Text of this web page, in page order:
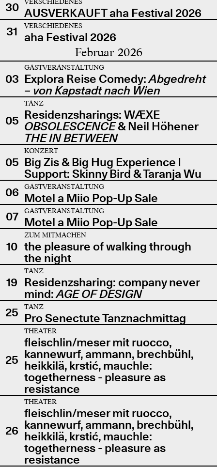
30 AUSVERKAUFT aha Festival 2026
31
VERSCHIEDENES
aha Festival 2026
Februar 2026
03
GASTVERANSTALTUNG
Explora Reise Comedy:Abgedreht
– von Kapstadt nach Wien
05
TANZ
Residenzsharings: WÆXE
OBSOLESCENCE& Neil Höhener
THE IN BETWEEN
05
KONZERT
Big Zis & Big Hug Experience |
Support: Skinny Bird & Taranja Wu
06
GASTVERANSTALTUNG
Motel a Miio Pop-Up Sale
07
GASTVERANSTALTUNG
Motel a Miio Pop-Up Sale
10
ZUM MITMACHEN
the pleasure of walking through
the night
19
TANZ
Residenzsharing: company never
mind:AGE OF DESIGN
25
TANZ
Pro Senectute Tanznachmittag
25
THEATER
fleischlin/meser mit ruocco,
kannewurf, ammann, brechbühl,
heikkilä, krstić, mauchle:
togetherness - pleasure as
resistance
26
THEATER
fleischlin/meser mit ruocco,
kannewurf, ammann, brechbühl,
heikkilä, krstić, mauchle:
togetherness - pleasure as
resistance